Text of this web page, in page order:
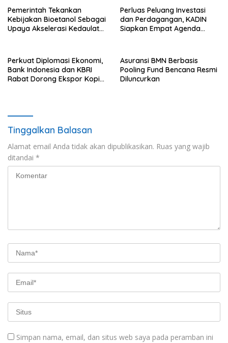
Pemerintah Tekankan
Kebijakan Bioetanol Sebagai
Upaya Akselerasi Kedaulatan
Perluas Peluang Investasi
dan Perdagangan, KADIN
Siapkan Empat Agenda
Perkuat Diplomasi Ekonomi,
Bank Indonesia dan KBRI
Rabat Dorong Ekspor Kopi
Asuransi BMN Berbasis
Pooling Fund Bencana Resmi
Diluncurkan
Tinggalkan Balasan
Alamat email Anda tidak akan dipublikasikan. Ruas yang wajib
ditandai *
Simpan nama, email, dan situs web saya pada peramban ini